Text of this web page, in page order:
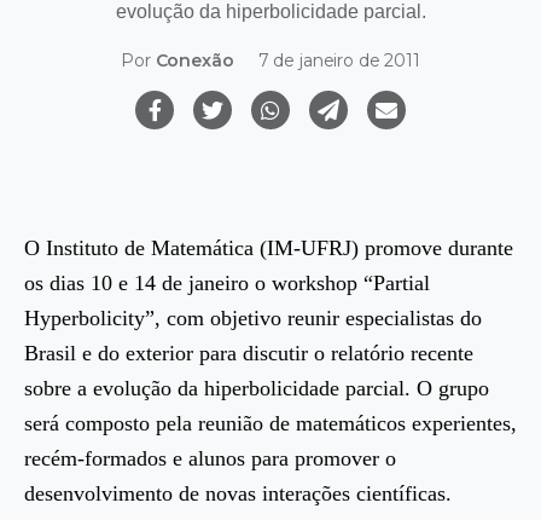
evolução da hiperbolicidade parcial.
Por Conexão 7 de janeiro de 2011
O Instituto de Matemática (IM-UFRJ) promove durante
os dias 10 e 14 de janeiro o workshop “Partial
Hyperbolicity”, com objetivo reunir especialistas do
Brasil e do exterior para discutir o relatório recente
sobre a evolução da hiperbolicidade parcial. O grupo
será composto pela reunião de matemáticos experientes,
recém-formados e alunos para promover o
desenvolvimento de novas interações científicas.